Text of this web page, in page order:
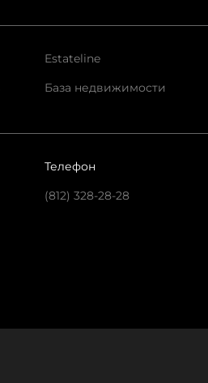
Estateline
База недвижимости
Телефон
(812) 328-28-28